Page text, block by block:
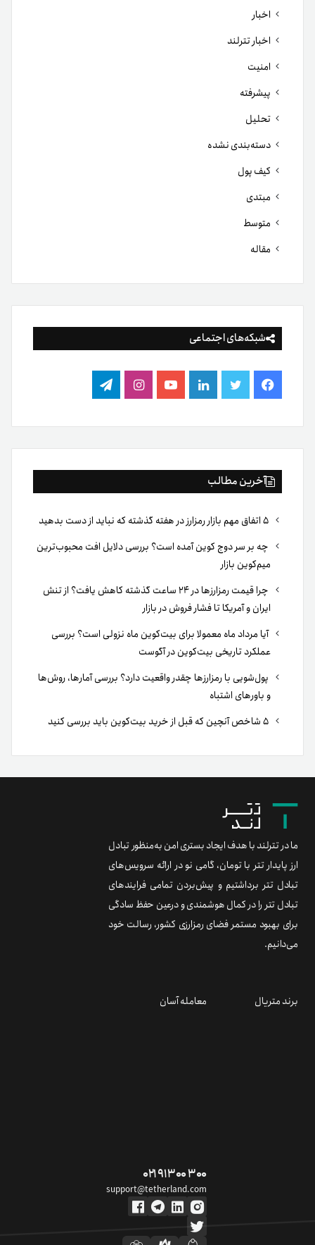
اخبار
اخبار تترلند
امنیت
پیشرفته
تحلیل
دسته‌بندی نشده
کیف پول
مبتدی
متوسط
مقاله
شبکه‌های اجتماعی
فیس
بوک
توییتر لینکدینیوتیوباینستاگرام
تلگرام
آخرین مطالب
چه بر سر دوج کوین آمده است؟ بررسی دلایل افت محبوب‌ترین
میم‌کوین بازار
چرا قیمت رمزارزها در ۲۴ ساعت گذشته کاهش یافت؟ از تنش
ایران و آمریکا تا فشار فروش در بازار
آیا مرداد ماه معمولا برای بیت‌کوین ماه نزولی است؟ بررسی
عملکرد تاریخی بیت‌کوین در آگوست
پول‌شویی با رمزارزها چقدر واقعیت دارد؟ بررسی آمارها، روش‌ها
و باورهای اشتباه
ما در تترلند با هدف ایجاد بستری امن به‌منظور تبادل
ارز پایدار تتر با تومان، گامی نو در ارائه سرویس‌های
تبادل تتر برداشتیم و پیش‌بردن تمامی فرایندهای
تبادل تتر را در کمال هوشمندی و درعین حفظ سادگی
برای بهبود مستمر فضای رمزارزی کشور، رسالت خود
می‌دانیم.
برند متریال معامله آسان
۰۲۱ ۹۱ ۳۰۰ ۳۰۰
support@tetherland.com